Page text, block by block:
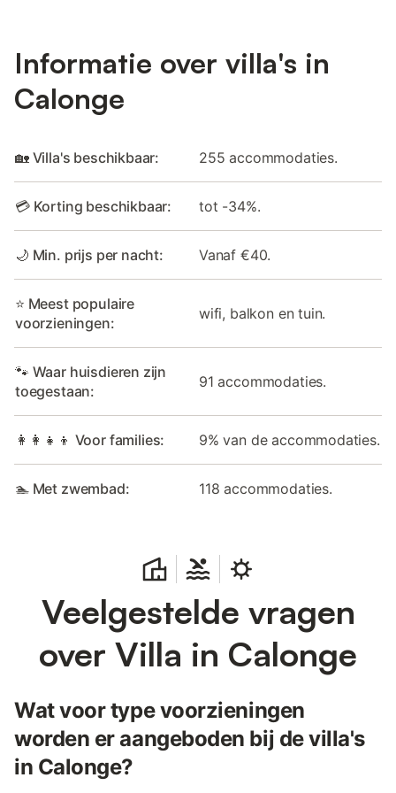
Informatie over villa's in
Calonge
🏡 Villa's beschikbaar: 255 accommodaties.
💳 Korting beschikbaar: tot -34%.
🌙 Min. prijs per nacht: Vanaf €40.
⭐ Meest populaire
voorzieningen:
wifi, balkon en tuin.
🐾 Waar huisdieren zijn
toegestaan:
91 accommodaties.
👩‍👩‍👧‍👦 Voor families: 9% van de accommodaties.
🏊 Met zwembad: 118 accommodaties.
Veelgestelde vragen
over Villa in Calonge
Wat voor type voorzieningen
worden er aangeboden bij de villa's
in Calonge?